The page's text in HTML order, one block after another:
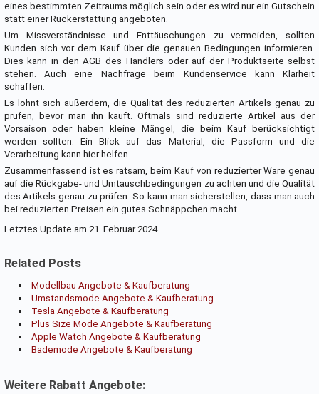
eines bestimmten Zeitraums möglich sein oder es wird nur ein Gutschein
statt einer Rückerstattung angeboten.
Um Missverständnisse und Enttäuschungen zu vermeiden, sollten
Kunden sich vor dem Kauf über die genauen Bedingungen informieren.
Dies kann in den AGB des Händlers oder auf der Produktseite selbst
stehen. Auch eine Nachfrage beim Kundenservice kann Klarheit
schaffen.
Es lohnt sich außerdem, die Qualität des reduzierten Artikels genau zu
prüfen, bevor man ihn kauft. Oftmals sind reduzierte Artikel aus der
Vorsaison oder haben kleine Mängel, die beim Kauf berücksichtigt
werden sollten. Ein Blick auf das Material, die Passform und die
Verarbeitung kann hier helfen.
Zusammenfassend ist es ratsam, beim Kauf von reduzierter Ware genau
auf die Rückgabe- und Umtauschbedingungen zu achten und die Qualität
des Artikels genau zu prüfen. So kann man sicherstellen, dass man auch
bei reduzierten Preisen ein gutes Schnäppchen macht.
Letztes Update am 21. Februar 2024
Related Posts
Modellbau Angebote & Kaufberatung
Umstandsmode Angebote & Kaufberatung
Tesla Angebote & Kaufberatung
Plus Size Mode Angebote & Kaufberatung
Apple Watch Angebote & Kaufberatung
Bademode Angebote & Kaufberatung
Weitere Rabatt Angebote: